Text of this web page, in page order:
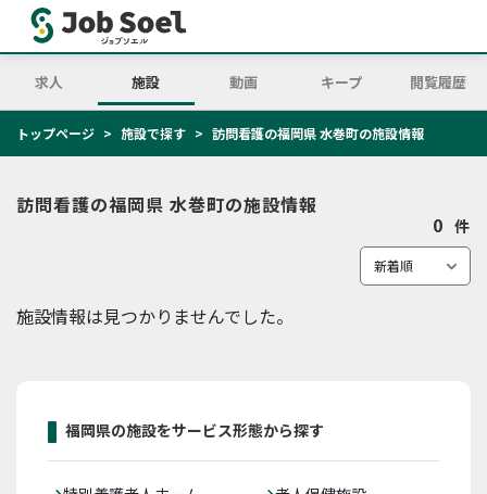
求人 施設 動画 キープ 閲覧履歴
トップページ 施設で探す 訪問看護の福岡県 水巻町の施設情報
訪問看護の福岡県 水巻町の施設情報
0 件
施設情報は見つかりませんでした。
福岡県の施設をサービス形態から探す